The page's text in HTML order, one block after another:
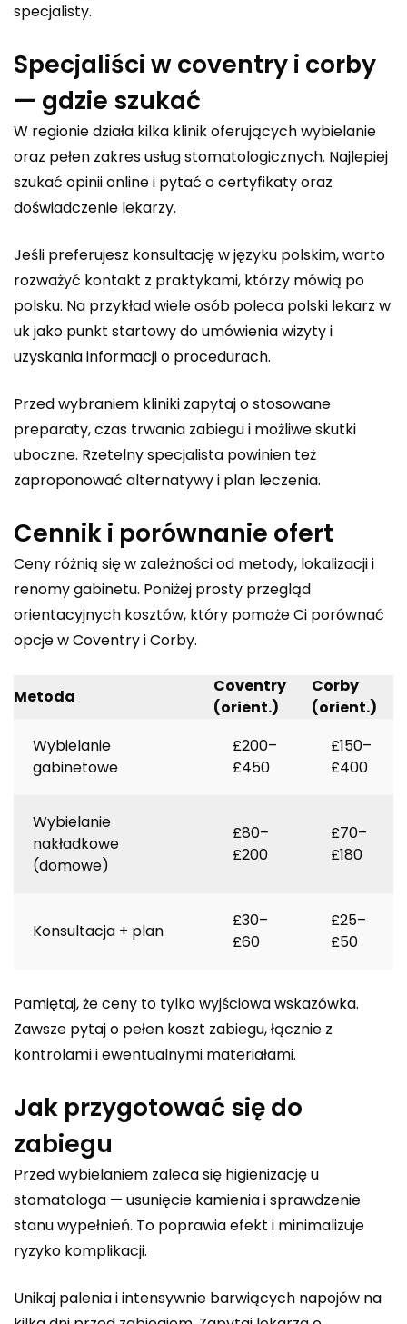
specjalisty.
Specjaliści w coventry i corby
— gdzie szukać
W regionie działa kilka klinik oferujących wybielanie
oraz pełen zakres usług stomatologicznych. Najlepiej
szukać opinii online i pytać o certyfikaty oraz
doświadczenie lekarzy.
Jeśli preferujesz konsultację w języku polskim, warto
rozważyć kontakt z praktykami, którzy mówią po
polsku. Na przykład wiele osób poleca polski lekarz w
ukjako punkt startowy do umówienia wizyty i
uzyskania informacji o procedurach.
Przed wybraniem kliniki zapytaj o stosowane
preparaty, czas trwania zabiegu i możliwe skutki
uboczne. Rzetelny specjalista powinien też
zaproponować alternatywy i plan leczenia.
Cennik i porównanie ofert
Ceny różnią się w zależności od metody, lokalizacji i
renomy gabinetu. Poniżej prosty przegląd
orientacyjnych kosztów, który pomoże Ci porównać
opcje w Coventry i Corby.
Metoda
Coventry
(orient.)
Corby
(orient.)
Wybielanie
gabinetowe
£200–
£450
£150–
£400
Wybielanie
nakładkowe
(domowe)
£80–
£200
£70–
£180
Konsultacja + plan
£30–
£60
£25–
£50
Pamiętaj, że ceny to tylko wyjściowa wskazówka.
Zawsze pytaj o pełen koszt zabiegu, łącznie z
kontrolami i ewentualnymi materiałami.
Jak przygotować się do
zabiegu
Przed wybielaniem zaleca się higienizację u
stomatologa — usunięcie kamienia i sprawdzenie
stanu wypełnień. To poprawia efekt i minimalizuje
ryzyko komplikacji.
Unikaj palenia i intensywnie barwiących napojów na